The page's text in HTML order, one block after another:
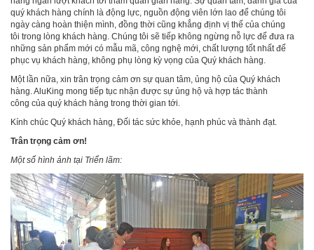
quý khách hàng chính là động lực, nguồn động viên lớn lao để chúng tôi
ngày càng hoàn thiện mình, đồng thời cũng khẳng định vị thế của chúng
tôi trong lòng khách hàng. Chúng tôi sẽ tiếp không ngừng nỗ lực để đưa ra
những sản phẩm mới có mẫu mã, công nghệ mới, chất lượng tốt nhất để
phục vụ khách hàng, không phụ lòng kỳ vọng của Quý khách hàng.
Một lần nữa, xin trân trọng cảm ơn sự quan tâm, ủng hộ của Quý khách
hàng. AluKing mong tiếp tục nhận được sự ủng hộ và hợp tác thành
công của quý khách hàng trong thời gian tới.
Kính chúc Quý khách hàng, Đối tác sức khỏe, hạnh phúc và thành đạt.
Trân trọng cảm ơn!
Một số hình ảnh tại Triển lãm: